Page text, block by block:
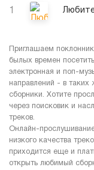
1
Приглашаем
былых времен
электронная и поп-
направлений - в
сборники. Хотите
через поисковик и
треков.
Онлайн-
низкого качества
приходится еще и
открыть любимый